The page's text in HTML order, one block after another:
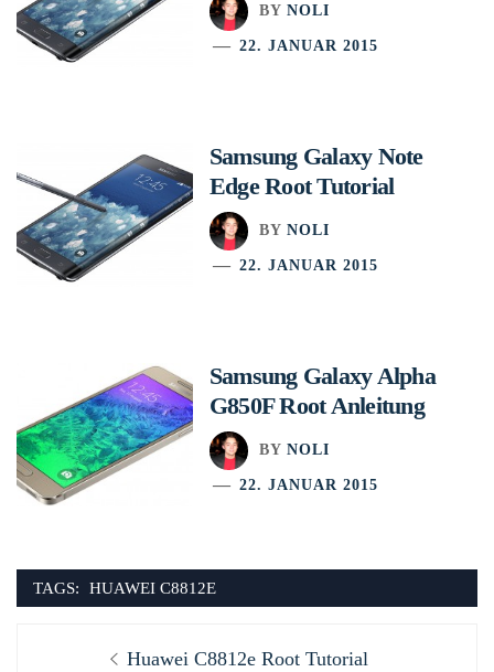
BY NOLI
22. JANUAR 2015
Samsung Galaxy Note
Edge Root Tutorial
BY NOLI
22. JANUAR 2015
Samsung Galaxy Alpha
G850F Root Anleitung
BY NOLI
22. JANUAR 2015
TAGS: HUAWEI C8812E
Previous
Huawei C8812e Root Tutorial